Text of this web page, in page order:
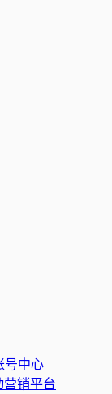
号中心
营销平台